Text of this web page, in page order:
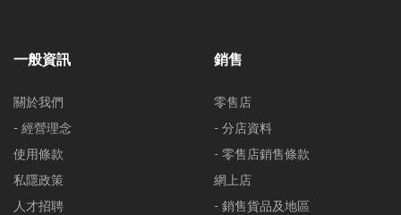
一般資訊
關於我們
- 經營理念
使用條款
私隱政策
人才招聘
銷售
零售店
- 分店資料
- 零售店銷售條款
網上店
- 銷售貨品及地區